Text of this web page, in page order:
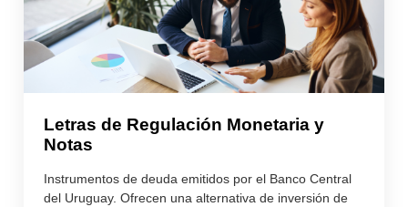
Letras de Regulación Monetaria y
Notas
Instrumentos de deuda emitidos por el Banco Central
del Uruguay. Ofrecen una alternativa de inversión de